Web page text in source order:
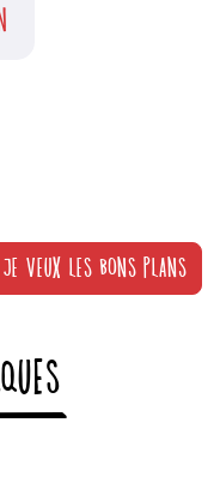
JE VEUX LES BONS PLANS